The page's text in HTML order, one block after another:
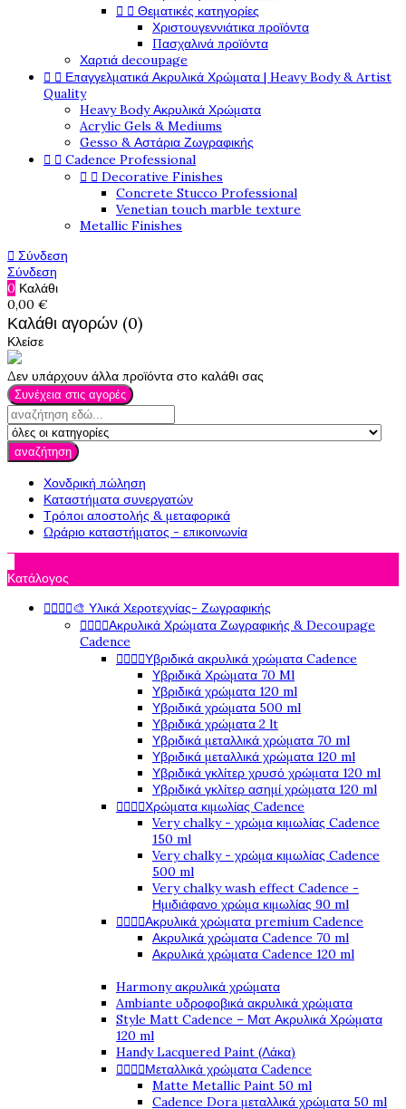
  Θεματικές κατηγορίες
Χριστουγεννιάτικα προϊόντα
Πασχαλινά προϊόντα
Χαρτιά decoupage
  Επαγγελματικά Ακρυλικά Χρώματα | Heavy Body & Artist
Quality
Heavy Body Ακρυλικά Χρώματα
Acrylic Gels & Mediums
Gesso & Αστάρια Ζωγραφικής
  Cadence Professional
  Decorative Finishes
Concrete Stucco Professional
Venetian touch marble texture
Metallic Finishes
 Σύνδεση
Σύνδεση
0 Καλάθι
0,00 €
Καλάθι αγορών (0)
Κλείσε
Δεν υπάρχουν άλλα προϊόντα στο καλάθι σας
Συνέχεια στις αγορές
αναζήτηση
Χονδρική πώληση
Καταστήματα συνεργατών
Τρόποι αποστολής & μεταφορικά
Ωράριο καταστήματος - επικοινωνία
Κατάλογος
🎨 Υλικά Χεροτεχνίας- Ζωγραφικής
Ακρυλικά Χρώματα Ζωγραφικής & Decoupage
Cadence
Υβριδικά ακρυλικά χρώματα Cadence
Υβριδικά Χρώματα 70 Ml
Υβριδικά χρώματα 120 ml
Υβριδικά χρώματα 500 ml
Υβριδικά χρώματα 2 lt
Υβριδικά μεταλλικά χρώματα 70 ml
Υβριδικά μεταλλικά χρώματα 120 ml
Υβριδικά γκλίτερ χρυσό χρώματα 120 ml
Υβριδικά γκλίτερ ασημί χρώματα 120 ml
Χρώματα κιμωλίας Cadence
Very chalky - χρώμα κιμωλίας Cadence
150 ml
Very chalky - χρώμα κιμωλίας Cadence
500 ml
Very chalky wash effect Cadence -
Ημιδιάφανο χρώμα κιμωλίας 90 ml
Ακρυλικά χρώματα premium Cadence
Ακρυλικά χρώματα Cadence 70 ml
Ακρυλικά χρώματα Cadence 120 ml
Harmony ακρυλικά χρώματα
Ambiante υδροφοβικά ακρυλικά χρώματα
Style Matt Cadence – Ματ Ακρυλικά Χρώματα
120 ml
Handy Lacquered Paint (Λάκα)
Μεταλλικά χρώματα Cadence
Matte Metallic Paint 50 ml
Cadence Dora μεταλλικά χρώματα 50 ml